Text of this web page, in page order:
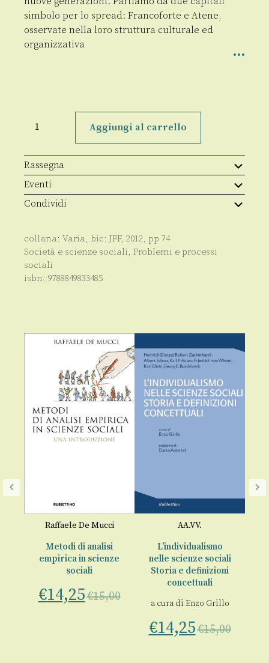
simbolo per lo spread: Francoforte e Atene,
osservate nella loro struttura culturale ed
organizzativa
Liberalizzaci
dal
Aggiungi al carrello
Rassegna
Eventi
Condividi
collana: Varia, bic: JFF, 2012, pp 74
Società e scienze sociali, Problemi e processi
sociali
isbn: 9788849833485
Raffaele De Mucci
Metodi di analisi
empirica in scienze
sociali
€14,25€15,00
AA.VV.
L’individualismo
nelle scienze sociali
Storia e definizioni
concettuali
a cura di Enzo Grillo
€14,25€15,00